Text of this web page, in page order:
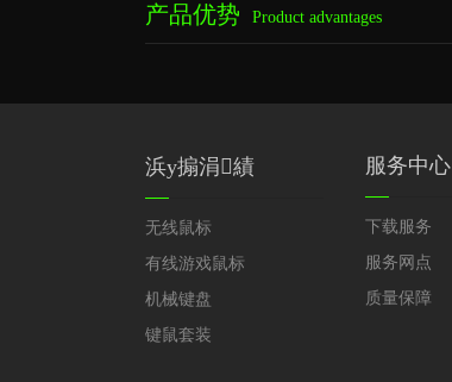
产品优势 Product advantages
浜у搧涓績
无线鼠标
有线游戏鼠标
机械键盘
键鼠套装
服务中心
下载服务
服务网点
质量保障